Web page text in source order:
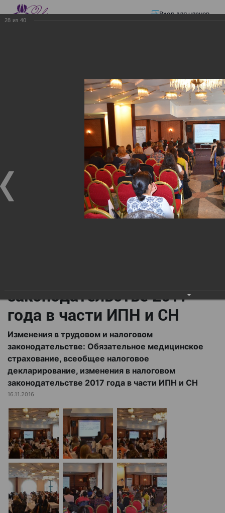
Вход для членов
Презентации—Изменения в трудовом и налоговом
законодательстве: Обязательное медицинское страхование, всеобщее
налоговое декларирование, изменения в налоговом законодательстве
2017 года в части ИПН и СН
Изменения в трудовом и
налоговом
законодательстве:
Обязательное
медицинское страхование,
законодательстве 2017
года в части ИПН и СН
Изменения в трудовом и налоговом
законодательстве: Обязательное медицинское
страхование, всеобщее налоговое
декларирование, изменения в налоговом
законодательстве 2017 года в части ИПН и СН
16.11.2016
28 из 40